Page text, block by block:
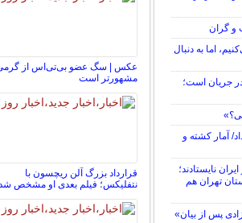
و گران
اما به دنبال
در جریان است؛
آمار کشته و
نایستادند؛
تهران هم
پس از بیان»
عکس | سگ عضو بی‌تی‌اس از
مشهورتر است
قرارداد بزرگ آلن ریچسون با
نتفلیکس؛ فیلم بعدی او مشخص